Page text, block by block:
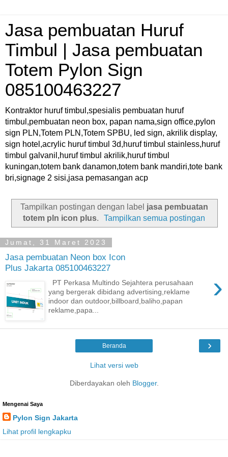
Jasa pembuatan Huruf
Timbul | Jasa pembuatan
Totem Pylon Sign
085100463227
Kontraktor huruf timbul,spesialis pembuatan huruf
timbul,pembuatan neon box, papan nama,sign office,pylon
sign PLN,Totem PLN,Totem SPBU, led sign, akrilik display,
sign hotel,acrylic huruf timbul 3d,huruf timbul stainless,huruf
timbul galvanil,huruf timbul akrilik,huruf timbul
kuningan,totem bank danamon,totem bank mandiri,tote bank
bri,signage 2 sisi,jasa pemasangan acp
Tampilkan postingan dengan label jasa pembuatan
totem pln icon plus. Tampilkan semua postingan
Jumat, 31 Maret 2023
Jasa pembuatan Neon box Icon
Plus Jakarta 085100463227
›
PT Perkasa Multindo Sejahtera perusahaan
yang bergerak dibidang advertising,reklame
indoor dan outdoor,billboard,baliho,papan
reklame,papa...
›
Beranda
Lihat versi web
Diberdayakan oleh Blogger.
Mengenai Saya
Pylon Sign Jakarta
Lihat profil lengkapku